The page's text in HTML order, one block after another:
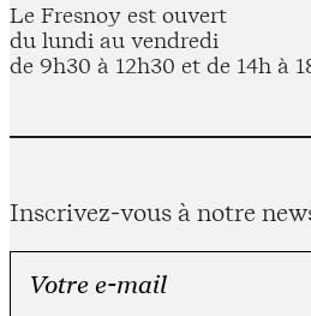
Le Fresnoy est ouvert
du lundi au vendredi
de 9h30 à 12h30 et de 14h à
Inscrivez-vous à notre